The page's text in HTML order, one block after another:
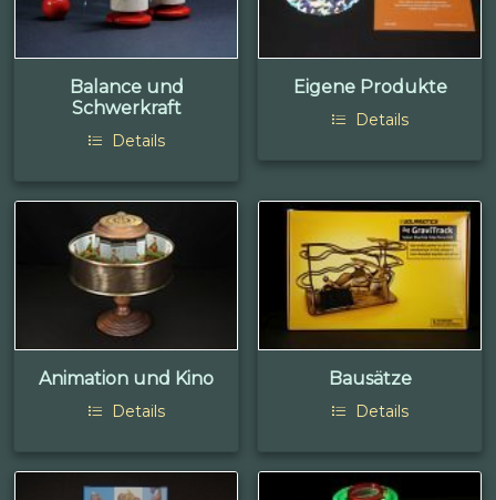
Balance und
Schwerkraft
Details
Eigene Produkte
Details
Animation und Kino
Details
Bausätze
Details